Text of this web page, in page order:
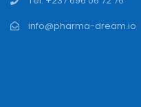
info@pharma-dream.io